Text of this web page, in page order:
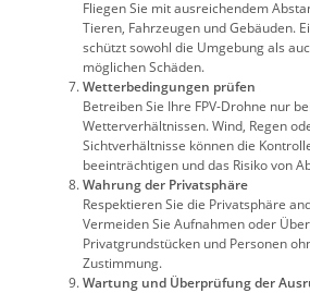
Fliegen Sie mit ausreichendem
Tieren, Fahrzeugen und Gebäuden.
schützt sowohl die Umgebung als
möglichen Schäden.
Wetterbedingungen prüfen
Betreiben Sie Ihre FPV-Drohne nur
Wetterverhältnissen. Wind, Regen
Sichtverhältnisse können die
beeinträchtigen und das Risiko von
Wahrung der Privatsphäre
Respektieren Sie die Privatsphäre
Vermeiden Sie Aufnahmen oder
Privatgrundstücken und Personen
Zustimmung.
Wartung und Überprüfung der